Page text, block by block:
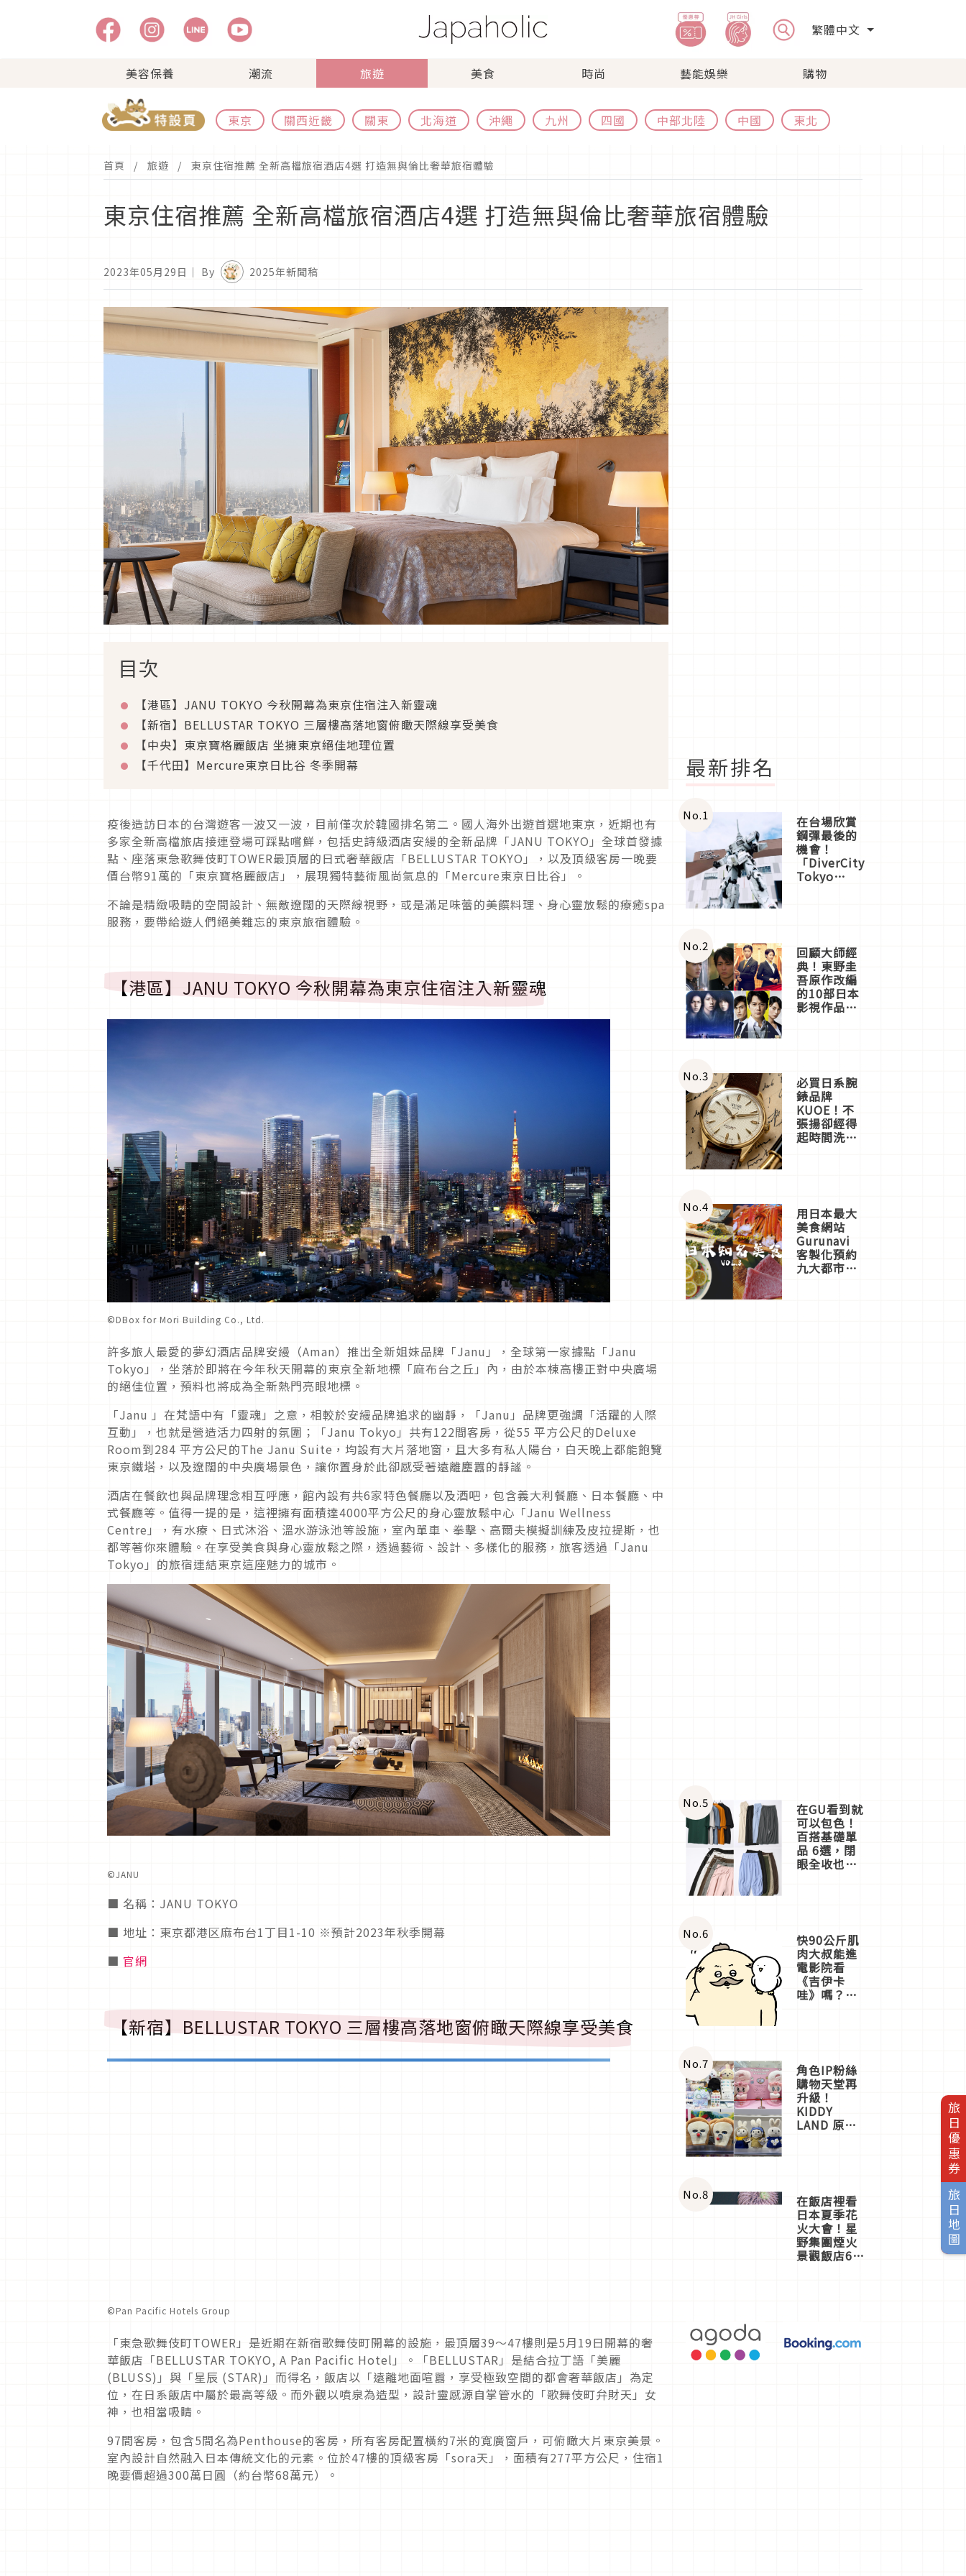
繁體中文
美容保養 潮流 旅遊 美食 時尚 藝能娛樂 購物
東京 關西近畿 關東 北海道 沖繩 九州 四國 中部北陸 中國 東北
旅日優惠券
旅日地圖
首頁 旅遊 東京住宿推薦 全新高檔旅宿酒店4選 打造無與倫比奢華旅宿體驗
東京住宿推薦 全新高檔旅宿酒店4選 打造無與倫比奢華旅宿體驗
2023年05月29日 ｜ By 2025年新聞稿
目次
【港區】 JANU TOKYO 今秋開幕為東京住宿注入新靈魂
【新宿】 BELLUSTAR TOKYO 三層樓高落地窗俯瞰天際線享受美食
【中央】東京寶格麗飯店 坐擁東京絕佳地理位置
【千代田】 Mercure東京日比谷 冬季開幕
疫後造訪日本的台灣遊客一波又一波，目前僅次於韓國排名第二。國人海外出遊首選地東京，近期也有
多家全新高檔旅店接連登場可踩點嚐鮮，包括史詩級酒店安縵的全新品牌「JANU TOKYO 」全球首發據
點、座落東急歌舞伎町TOWER最頂層的日式奢華飯店「BELLUSTAR TOKYO」，以及頂級客房一晚要
價台幣91萬的「東京寶格麗飯店」，展現獨特藝術風尚氣息的「Mercure東京日比谷」。
不論是精緻吸睛的空間設計、無敵遼闊的天際線視野，或是滿足味蕾的美饌料理、身心靈放鬆的療癒spa
服務，要帶給遊人們絕美難忘的東京旅宿體驗。
【港區】 JANU TOKYO 今秋開幕為東京住宿注入新靈魂
©︎DBox for Mori Building Co., Ltd.
許多旅人最愛的夢幻酒店品牌安縵（Aman）推出全新姐妹品牌「Janu 」，全球第一家據點「Janu
Tokyo 」，坐落於即將在今年秋天開幕的東京全新地標「麻布台之丘」內，由於本棟高樓正對中央廣場
的絕佳位置，預料也將成為全新熱門亮眼地標。
「Janu 」在梵語中有「靈魂」之意，相較於安縵品牌追求的幽靜，「Janu 」品牌更強調「活躍的人際
互動」，也就是營造活力四射的氛圍；「Janu Tokyo 」共有122間客房，從55 平方公尺的Deluxe
Room到284 平方公尺的The Janu Suite ，均設有大片落地窗，且大多有私人陽台，白天晚上都能飽覽
東京鐵塔，以及遼闊的中央廣場景色，讓你置身於此卻感受著遠離塵囂的靜謐。
酒店在餐飲也與品牌理念相互呼應，館內設有共6家特色餐廳以及酒吧，包含義大利餐廳、日本餐廳、中
式餐廳等。值得一提的是，這裡擁有面積達4000平方公尺的身心靈放鬆中心「Janu Wellness
Centre 」，有水療、日式沐浴、溫水游泳池等設施，室內單車、拳擊、高爾夫模擬訓練及皮拉提斯，也
都等著你來體驗。在享受美食與身心靈放鬆之際，透過藝術、設計、多樣化的服務，旅客透過「Janu
Tokyo 」的旅宿連結東京這座魅力的城市。
©︎JANU
■ 名稱： JANU TOKYO
■ 地址：東京都港区麻布台1丁目1-10 ※預計2023年秋季開幕
■ 官網
【新宿】 BELLUSTAR TOKYO 三層樓高落地窗俯瞰天際線享受美食
©︎Pan Pacific Hotels Group
「東急歌舞伎町TOWER 」是近期在新宿歌舞伎町開幕的設施，最頂層39～47樓則是5月19日開幕的奢
華飯店「BELLUSTAR TOKYO, A Pan Pacific Hotel 」。「BELLUSTAR 」是結合拉丁語「美麗
(BLUSS) 」與「星辰 (STAR) 」而得名，飯店以「遠離地面喧囂，享受極致空間的都會奢華飯店」為定
位，在日系飯店中屬於最高等級。而外觀以噴泉為造型，設計靈感源自掌管水的「歌舞伎町弁財天」女
神，也相當吸睛。
97間客房，包含5間名為Penthouse的客房，所有客房配置橫約7米的寬廣窗戶，可俯瞰大片東京美景。
室內設計自然融入日本傳統文化的元素。位於47樓的頂級客房「sora天」，面積有277平方公尺，住宿1
晚要價超過300萬日圓（約台幣68萬元）。
最新排名
No.1 在台場欣賞
鋼彈最後的
機會！
「DiverCity
Tokyo
體驗
No.2 回顧大師經
典！東野圭
吾原作改編
的10部日本
影視作品推
No.3 必買日系腕
錶品牌
KUOE！不
張揚卻經得
起時間洗鍊
No.4 用日本最大
美食網站
Gurunavi
客製化預約
九大都市餐
No.5 在GU看到就
可以包色！
百搭基礎單
品 6選，閉
眼全收也不
No.6 快90公斤肌
肉大叔能進
電影院看
《吉伊卡
哇》嗎？日
一同給出了
答案
No.7 角色IP粉絲
購物天堂再
升級！
KIDDY
LAND 原宿
店3分即達
No.8 在飯店裡看
日本夏季花
火大會！星
野集團煙火
景觀飯店6